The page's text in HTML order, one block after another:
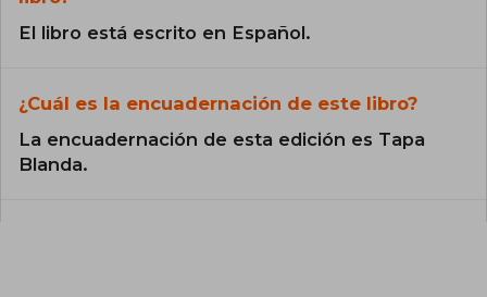
El libro está escrito en Español.
¿Cuál es la encuadernación de este libro?
La encuadernación de esta edición es Tapa
Blanda.